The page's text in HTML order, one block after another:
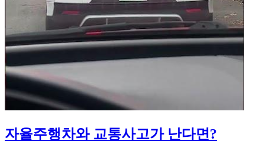
자율주행차와 교통사고가 난다면?